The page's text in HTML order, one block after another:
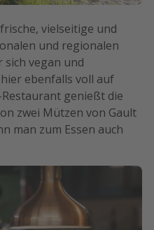
vielseitige und
und regionalen
vegan und
ebenfalls voll auf
genießt die
zwei Mützen von Gault
man zum Essen auch